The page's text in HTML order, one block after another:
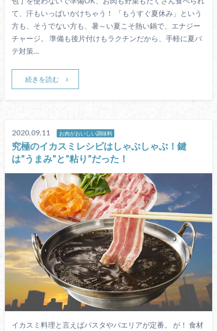
て、汗もいっぱいかけちゃう！ 「もうすぐ夏休み」という
方も、そうでない方も、暑～い夏こそ熱い鍋で、エナジー
チャージ。 準備も後片付けもラクチンだから、手軽に夏バ
テ対策…
続きを読む
2020.09.11 お肉がおいしい調味料
究極のイカスミレシピはしゃぶしゃぶ！鍵
は”うまみ”と”粘り”だった！
イカスミ料理と言えばパスタやパエリアが定番。 が！ 食材